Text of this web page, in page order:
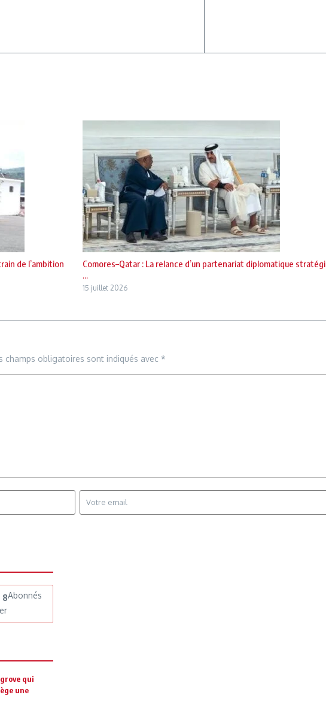
de l’ambition
Comores–Qatar : La relance d’un partenariat diplomatique stratégi
...
15 juillet 2026
champs obligatoires sont indiqués avec *
8Abonnés
qui
une